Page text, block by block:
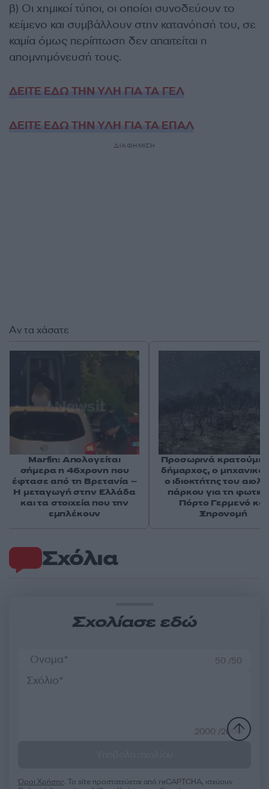
β) Οι χημικοί τύποι, οι οποίοι συνοδεύουν το
κείμενο και συμβάλλουν στην κατανόησή του, σε
καμία όμως περίπτωση δεν απαιτείται η
απομνημόνευσή τους.
ΔΕΙΤΕ ΕΔΩ ΤΗΝ ΥΛΗ ΓΙΑ ΤΑ ΓΕΛ
ΔΕΙΤΕ ΕΔΩ ΤΗΝ ΥΛΗ ΓΙΑ ΤΑ ΕΠΑΛ
ΔΙΑΦΗΜΙΣΗ
Σχόλια
Σχολίασε εδώ
50 /50
2000 /2000
Όροι Χρήσης. Το site προστατεύεται από reCAPTCHA, ισχύουν
Αν τα χάσατε
Marfin: Απολογείται
σήμερα η 46χρονη που
έφτασε από τη Βρετανία –
Η μεταγωγή στην Ελλάδα
και τα στοιχεία που την
εμπλέκουν
Προσωρινά
δήμαρχος, ο μηχανικός
ο ιδιοκτήτης του
πάρκου για τη φωτιά
Πόρτο Γερμενό και
Ξηρονομή